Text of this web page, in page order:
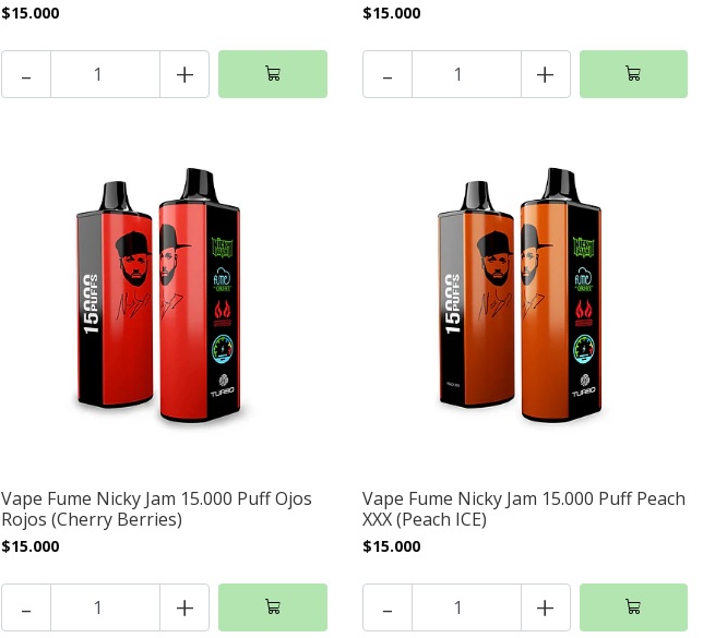
$15.000
- +
$15.000
- +
Vape Fume Nicky Jam 15.000 Puff Ojos
Rojos (Cherry Berries)
$15.000
- +
Vape Fume Nicky Jam 15.000 Puff Peach
XXX (Peach ICE)
$15.000
- +